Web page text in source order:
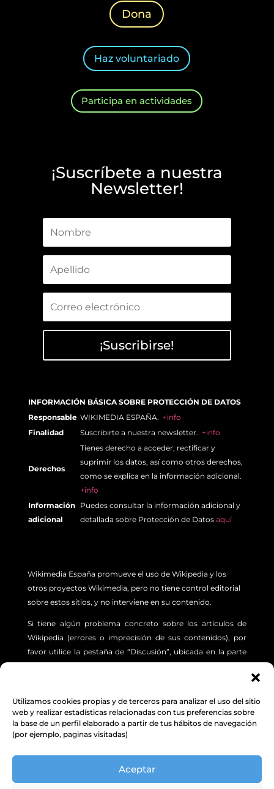
Utilizamos cookies propias y de terceros para analizar el uso del sitio
web y realizar estadísticas relacionadas con tus preferencias sobre
la base de un perfil elaborado a partir de tus hábitos de navegación
(por ejemplo, paginas visitadas)
Aceptar
Dona
Haz voluntariado
Participa en actividades
¡Suscríbete a nuestra
Newsletter!
¡Suscribirse!
INFORMACIÓN BÁSICA SOBRE PROTECCIÓN DE DATOS
Responsable WIKIMEDIA ESPAÑA. +info
Finalidad
Suscribirte a nuestra newsletter. +info
Derechos
Tienes derecho a acceder, rectificar y
suprimir los datos, así como otros derechos,
como se explica en la información adicional.
+info
Información
adicional
Puedes consultar la información adicional y
detallada sobre Protección de Datos aquí
Wikimedia España promueve el uso de Wikipedia y los
otros proyectos Wikimedia, pero no tiene control editorial
sobre estos sitios, y no interviene en su contenido.
Si tiene algún problema concreto sobre los artículos de
Wikipedia (errores o imprecisión de sus contenidos), por
favor utilice la pestaña de “Discusión”, ubicada en la parte
Aviso Legal,Protección de DatosyPolítica de
cookies
este sitio web está bajo una licencia Creative Commons